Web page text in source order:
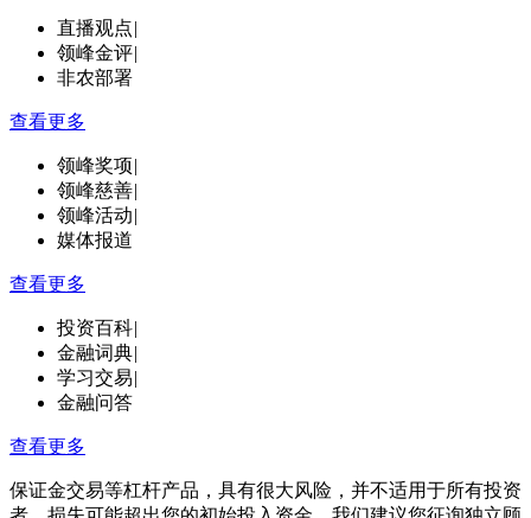
直播观点|
领峰金评|
非农部署
查看更多
领峰奖项|
领峰慈善|
领峰活动|
媒体报道
查看更多
投资百科|
金融词典|
学习交易|
金融问答
查看更多
保证金交易等杠杆产品，具有很大风险，并不适用于所有投资